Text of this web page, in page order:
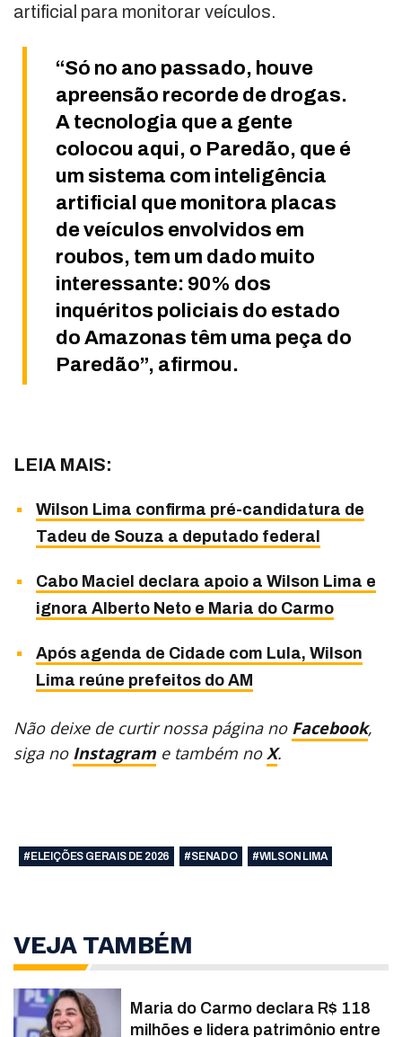
artificial para monitorar veículos.
“Só no ano passado, houve
apreensão recorde de drogas.
A tecnologia que a gente
colocou aqui, o Paredão, que é
um sistema com inteligência
artificial que monitora placas
de veículos envolvidos em
roubos, tem um dado muito
interessante: 90% dos
inquéritos policiais do estado
do Amazonas têm uma peça do
Paredão”, afirmou.
LEIA MAIS:
Wilson Lima confirma pré-candidatura de
Tadeu de Souza a deputado federal
Cabo Maciel declara apoio a Wilson Lima e
ignora Alberto Neto e Maria do Carmo
Após agenda de Cidade com Lula, Wilson
Lima reúne prefeitos do AM
Não deixe de curtir nossa página no Facebook,
siga no Instagram e também noX.
#ELEIÇÕES GERAIS DE 2026 #SENADO #WILSON LIMA
VEJA TAMBÉM
Maria do Carmo declara R$ 118
milhões e lidera patrimônio entre